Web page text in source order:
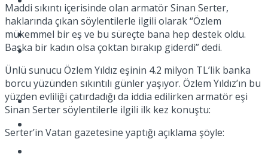
TV
Tatil
Spor
Maddi sıkıntı içerisinde olan armatör Sinan Serter,
haklarında çıkan söylentilerle ilgili olarak “Özlem
mükemmel bir eş ve bu süreçte bana hep destek oldu.
Başka bir kadın olsa çoktan bırakıp giderdi” dedi.
Ünlü sunucu Özlem Yıldız eşinin 4.2 milyon TL’lik banka
borcu yüzünden sıkıntılı günler yaşıyor. Özlem Yıldız’ın bu
yüzden evliliği çatırdadığı da iddia edilirken armatör eşi
Sinan Serter söylentilerle ilgili ilk kez konuştu:
Serter’in Vatan gazetesine yaptığı açıklama şöyle: